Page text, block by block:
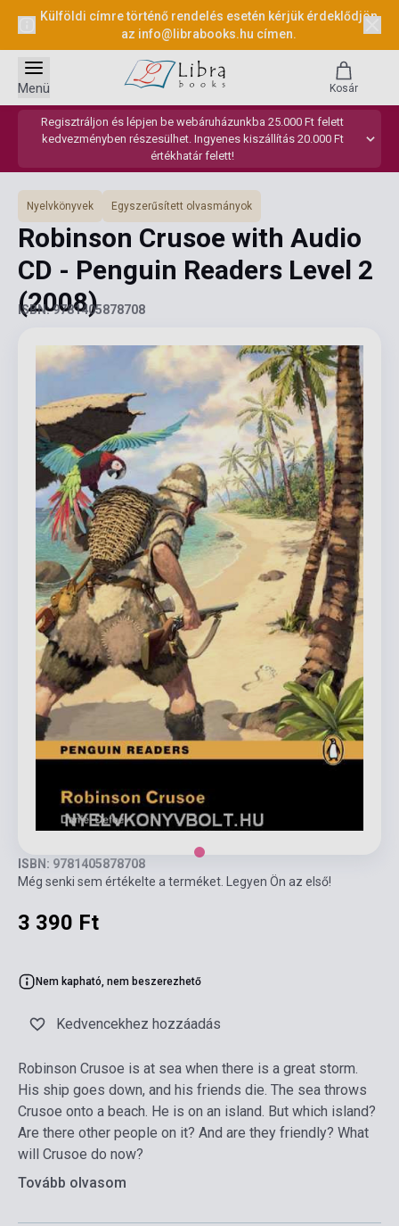
Külföldi címre történő rendelés esetén kérjük érdeklődjön
az info@librabooks.hu címen.
Regisztráljon és lépjen be webáruházunkba 25.000 Ft felett
kedvezményben részesülhet. Ingyenes kiszállítás 20.000 Ft
értékhatár felett!
Menü Kosár
Nyelvkönyvek Egyszerűsített olvasmányok
Robinson Crusoe with Audio
CD - Penguin Readers Level 2
(2008)
ISBN: 9781405878708
ISBN: 9781405878708
Még senki sem értékelte a terméket. Legyen Ön az első!
3 390 Ft
Nem kapható, nem beszerezhető
Kedvencekhez hozzáadás
Robinson Crusoe is at sea when there is a great storm.
His ship goes down, and his friends die. The sea throws
Crusoe onto a beach. He is on an island. But which island?
Are there other people on it? And are they friendly? What
will Crusoe do now?
Tovább olvasom